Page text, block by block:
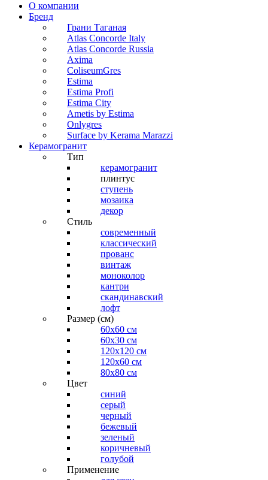
О компании
Бренд
Грани Таганая
Atlas Concorde Italy
Atlas Concorde Russia
Axima
ColiseumGres
Estima
Estima Profi
Estima City
Ametis by Estima
Onlygres
Surface by Kerama Marazzi
Керамогранит
Тип
керамогранит
плинтус
ступень
мозаика
декор
Стиль
современный
классический
прованс
винтаж
моноколор
кантри
скандинавский
лофт
Размер (см)
60х60 см
60x30 см
120x120 см
120x60 см
80x80 см
Цвет
синий
серый
черный
бежевый
зеленый
коричневый
голубой
Применение